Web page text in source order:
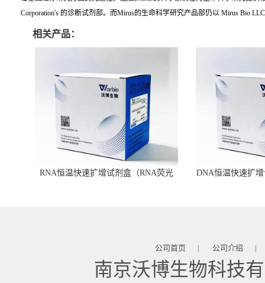
Corporation's 的诊断试剂部。而Mirus的生命科学研究产品部仍以 Mirus Bio
相关产品：
RNA恒温快速扩增试剂盒（RNA荧光
DNA恒温快速扩
公司首页 | 公司介绍 |
南京沃博生物科技